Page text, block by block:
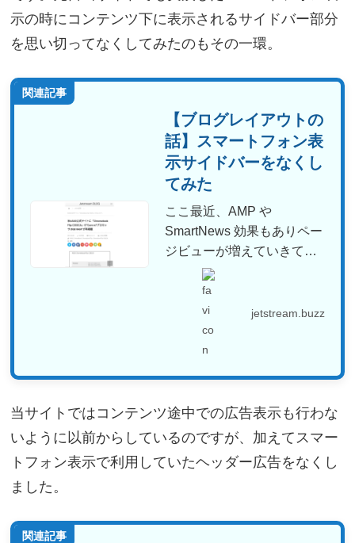
示の時にコンテンツ下に表示されるサイドバー部分
を思い切ってなくしてみたのもその一環。
関連記事
【ブログレイアウトの
話】スマートフォン表
示サイドバーをなくし
てみた
ここ最近、AMP や
SmartNews 効果もありペー
ジビューが増えていきてい
るだけでなく AdS...
jetstream.buzz
当サイトではコンテンツ途中での広告表示も行わな
いように以前からしているのですが、加えてスマー
トフォン表示で利用していたヘッダー広告をなくし
ました。
関連記事